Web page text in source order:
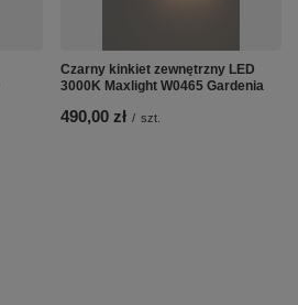
Czarny kinkiet zewnętrzny LED
3000K Maxlight W0465 Gardenia
490,00 zł / szt.